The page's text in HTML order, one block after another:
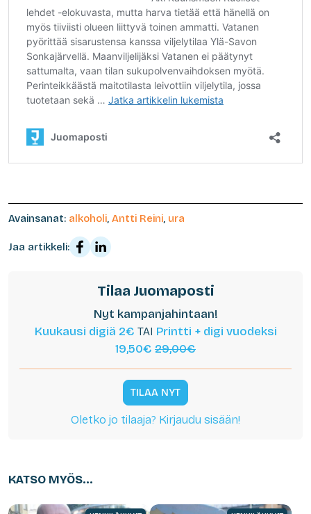
Avainsanat: alkoholi, Antti Reini, ura
Jaa artikkeli:
Tilaa Juomaposti
Nyt kampanjahintaan!
Kuukausi digiä 2€ TAI Printti + digi vuodeksi
19,50€ 29,00€
TILAA NYT
Oletko jo tilaaja? Kirjaudu sisään!
KATSO MYÖS...